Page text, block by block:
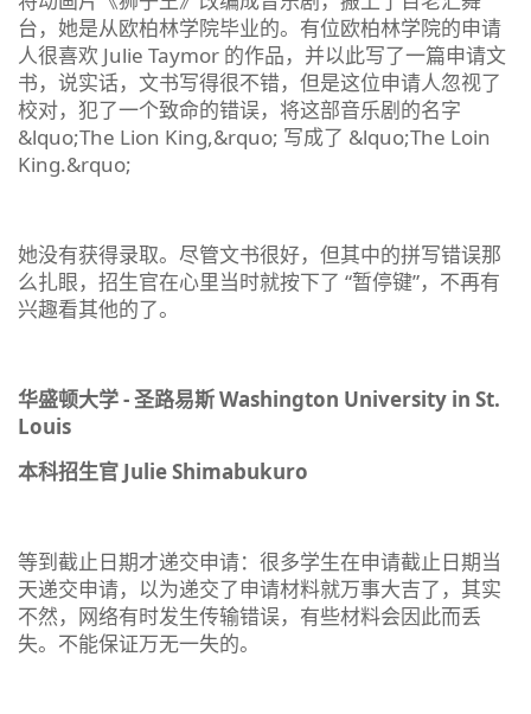
台，她是从欧柏林学院毕业的。有位欧柏林学院的申请
人很喜欢 Julie Taymor 的作品，并以此写了一篇申请文
书，说实话，文书写得很不错，但是这位申请人忽视了
校对，犯了一个致命的错误，将这部音乐剧的名字
&lquo;The Lion King,&rquo; 写成了 &lquo;The Loin
King.&rquo;
她没有获得录取。尽管文书很好，但其中的拼写错误那
么扎眼，招生官在心里当时就按下了 “暂停键”，不再有
兴趣看其他的了。
华盛顿大学 - 圣路易斯 Washington University in St.
Louis
本科招生官 Julie Shimabukuro
等到截止日期才递交申请：很多学生在申请截止日期当
天递交申请，以为递交了申请材料就万事大吉了，其实
不然，网络有时发生传输错误，有些材料会因此而丢
失。不能保证万无一失的。